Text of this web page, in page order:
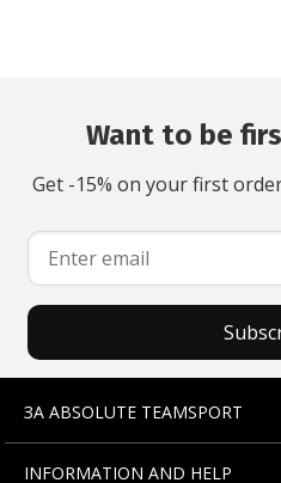
Want to be
Get -15% on your first
ЗА ABSOLUTE TEAMSPORT
INFORMATION AND HELP